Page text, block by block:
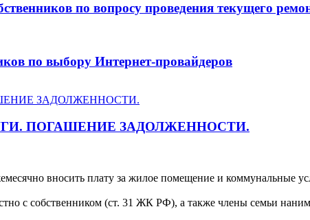
по вопросу проведения текущего
по выбору Интернет-провайдеров
ПОГАШЕНИЕ ЗАДОЛЖЕННОСТИ.
вносить плату за жилое помещение и коммунальные
с собственником (ст. 31 ЖК РФ), а также члены семьи